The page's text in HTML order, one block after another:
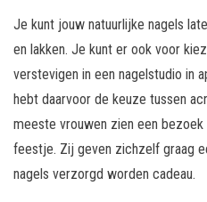
Je kunt jouw natuurlijke nagels
en lakken. Je kunt er ook voor
verstevigen in een nagelstudio in
hebt daarvoor de keuze tussen
meeste vrouwen zien een bezoek
feestje. Zij geven zichzelf graag
nagels verzorgd worden cadeau.